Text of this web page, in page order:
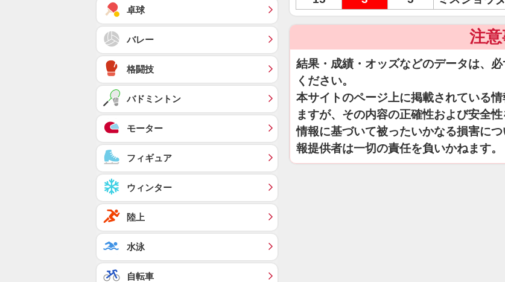
注
結果・成績・オッズなどのデータは、
ください。
本サイトのページ上に掲載されている
ますが、その内容の正確性および安全
情報に基づいて被ったいかなる損害に
報提供者は一切の責任を負いかねます。
卓球
バレー
格闘技
バドミントン
モーター
フィギュア
ウィンター
陸上
水泳
自転車